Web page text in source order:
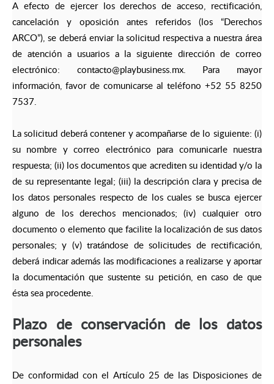
A efecto de ejercer los derechos de acceso, rectificación,
cancelación y oposición antes referidos (los “Derechos
ARCO”), se deberá enviar la solicitud respectiva a nuestra área
de atención a usuarios a la siguiente dirección de correo
electrónico: contacto@playbusiness.mx. Para mayor
información, favor de comunicarse al teléfono +52 55 8250
7537.
La solicitud deberá contener y acompañarse de lo siguiente: (i)
su nombre y correo electrónico para comunicarle nuestra
respuesta; (ii) los documentos que acrediten su identidad y/o la
de su representante legal; (iii) la descripción clara y precisa de
los datos personales respecto de los cuales se busca ejercer
alguno de los derechos mencionados; (iv) cualquier otro
documento o elemento que facilite la localización de sus datos
personales; y (v) tratándose de solicitudes de rectificación,
deberá indicar además las modificaciones a realizarse y aportar
la documentación que sustente su petición, en caso de que
ésta sea procedente.
Plazo de conservación de los datos
personales
De conformidad con el Artículo 25 de las Disposiciones de